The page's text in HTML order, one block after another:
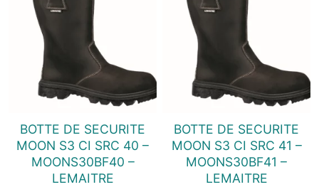
BOTTE DE SECURITE
MOON S3 CI SRC 40 –
MOONS30BF40 –
LEMAITRE
BOTTE DE SECURITE
MOON S3 CI SRC 41 –
MOONS30BF41 –
LEMAITRE